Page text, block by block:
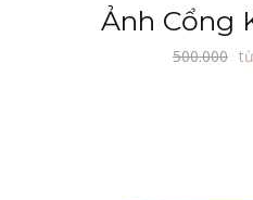
Ảnh Cổng
500.000